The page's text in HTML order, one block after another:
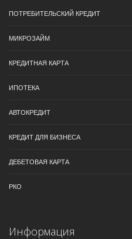
ПОТРЕБИТЕЛЬСКИЙ КРЕДИТ
МИКРОЗАЙМ
КРЕДИТНАЯ КАРТА
ИПОТЕКА
АВТОКРЕДИТ
КРЕДИТ ДЛЯ БИЗНЕСА
ДЕБЕТОВАЯ КАРТА
РКО
Информация